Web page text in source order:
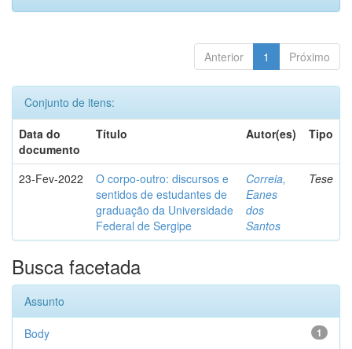
Anterior 1 Próximo
Conjunto de itens:
Data do
documento
Título Autor(es) Tipo
23-Fev-2022
O corpo-outro: discursos e
sentidos de estudantes de
graduação da Universidade
Federal de Sergipe
Correia,
Eanes
dos
Santos
Tese
Busca facetada
Assunto
1
Body